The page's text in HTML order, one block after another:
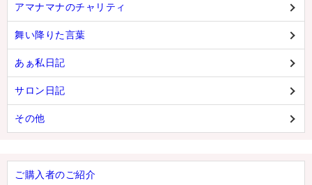
アマナマナのチャリティ
舞い降りた言葉
あぁ私日記
サロン日記
その他
ご購入者のご紹介